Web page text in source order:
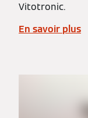
Vitotronic.
En savoir plus